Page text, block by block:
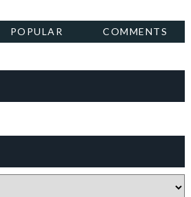
POPULAR COMMENTS